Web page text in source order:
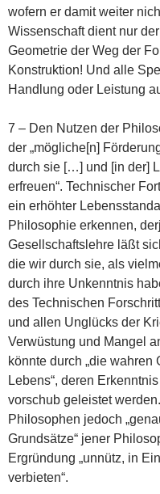
wofern er damit weiter
Wissenschaft dient nur
Geometrie der Weg der
Konstruktion! Und alle
Handlung oder Leistung
7 – Den Nutzen der
der „mögliche[n]
durch sie […] und [in der]
erfreuen“. Technischer
ein erhöhter
Philosophie erkennen,
Gesellschaftslehre läßt
die wir durch sie, als
durch ihre Unkenntnis
des Technischen
und allen Unglücks der
Verwüstung und Mangel
könnte durch „die
Lebens“, deren
vorschub geleistet
Philosophen jedoch
Grundsätze“ jener
Ergründung „unnütz, in
verbieten“.